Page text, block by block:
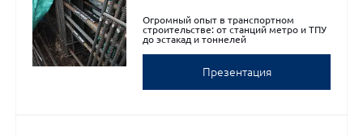
Огромный опыт в транспортном
строительстве: от станций метро и ТПУ
до эстакад и тоннелей
Презентация